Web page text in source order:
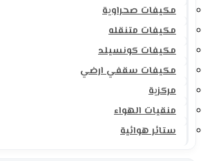
مكيفات صحراوية
مكيفات متنقله
مكيفات كونسيلد
مكيفات سقفي ارضي
مركزية
منقيات الهواء
ستائر هوائية